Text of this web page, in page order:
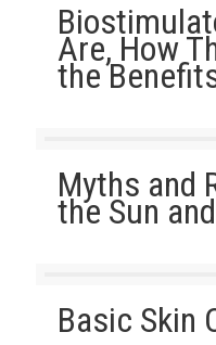
Are, How
the
Myths and
the Sun
Basic Skin